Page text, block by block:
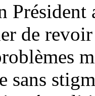
Président
de
sans